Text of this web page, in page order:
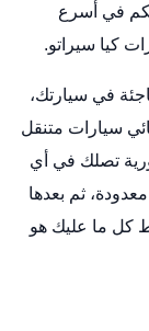
في أسرع
كيا سيراتو.
في سيارتك،
سيارات متنقل
تصلك في أي
ثم بعدها
كل ما عليك هو